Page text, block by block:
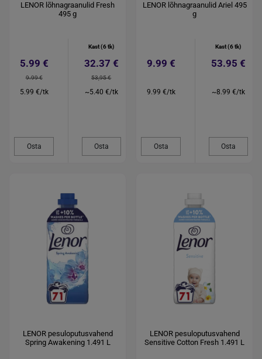
LENOR lõhnagraanulid Fresh
495 g
5.99 €
9.99 €
5.99 €/tk
Osta
Kast (6 tk)
32.37 €
53,95 €
~5.40 €/tk
Osta
LENOR lõhnagraanulid Ariel 495
g
9.99 €
9.99 €/tk
Osta
Kast (6 tk)
53.95 €
~8.99 €/tk
Osta
LENOR pesuloputusvahend
Spring Awakening 1.491 L
LENOR pesuloputusvahend
Sensitive Cotton Fresh 1.491 L